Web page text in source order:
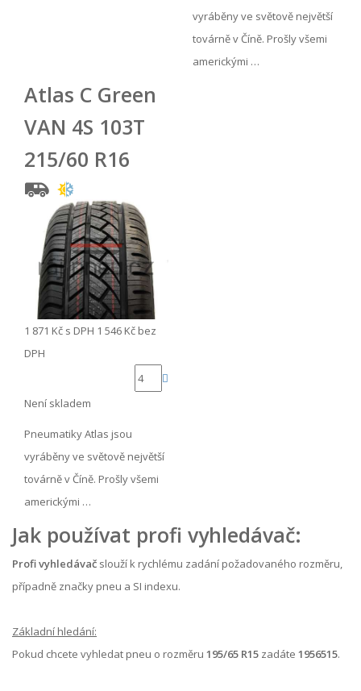
vyráběny ve světově největší
továrně v Číně. Prošly všemi
americkými …
Atlas C Green
VAN 4S 103T
215/60 R16
1 871 Kč s DPH 1 546 Kč bez
DPH
Není skladem
Pneumatiky Atlas jsou
vyráběny ve světově největší
továrně v Číně. Prošly všemi
americkými …
Jak používat profi vyhledávač:
Profi vyhledávač slouží k rychlému zadání požadovaného rozměru,
případně značky pneu a SI indexu.
Základní hledání:
Pokud chcete vyhledat pneu o rozměru 195/65 R15 zadáte 1956515.